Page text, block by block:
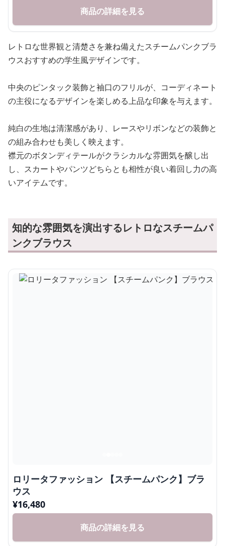
商品の詳細を見る
レトロな世界観と清楚さを兼ね備えたスチームパンクブラ
ウスおすすめの学生風デザインです。
中央のピンタック装飾と袖口のフリルが、コーディネート
の主役になるデザインを楽しめる上品な印象を与えます。
純白の生地は清潔感があり、レースやリボンなどの装飾と
の組み合わせも美しく映えます。
襟元のボタンディテールがクラシカルな雰囲気を醸し出
し、スカートやパンツどちらとも相性が良い着回し力の高
いアイテムです。
知的な雰囲気を演出するレトロなスチームパ
ンクブラウス
ロリータファッション 【スチームパンク】ブラ
ウス
¥16,480
商品の詳細を見る